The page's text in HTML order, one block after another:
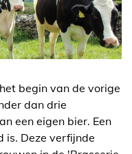
begin van de vorige
dan drie
een eigen bier. Een
is. Deze verfijnde